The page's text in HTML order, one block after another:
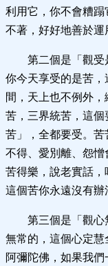
利用它，你不會糟蹋
不著，好好地善於運
第二個是「觀受
你今天享受的是苦
間，天上也不例外
苦，三界統苦，這
苦」，全都要受。
不得、愛別離、怨
苦得樂，說老實話，
這個苦你永遠沒有辦
第三個是「觀心
無常的，這個心定
阿彌陀佛，如果我們